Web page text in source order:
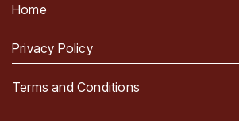
Home
Privacy Policy
Terms and Conditions